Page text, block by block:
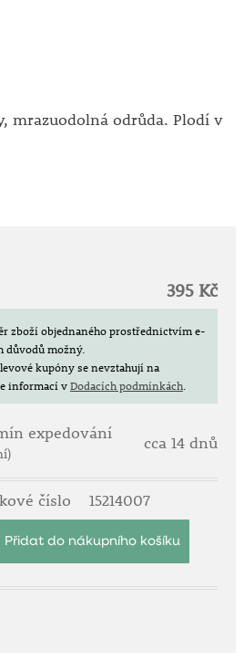
mrazuodolná odrůda. Plodí v
395 Kč
zboží objednaného prostřednictvím e-
důvodů možný.
kupóny se nevztahují na
informací vDodacích podmínkách.
expedování cca 14 dnů
číslo 15214007